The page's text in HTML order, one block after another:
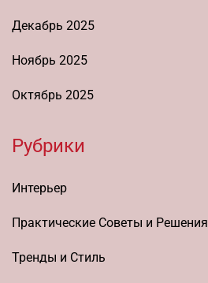
Декабрь 2025
Ноябрь 2025
Октябрь 2025
Рубрики
Интерьер
Практические Советы и Решения
Тренды и Стиль